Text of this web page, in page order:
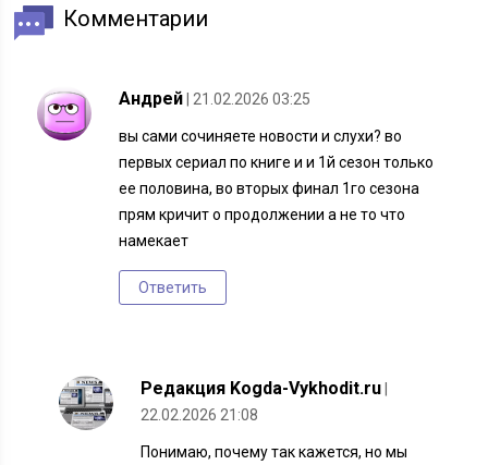
Комментарии
Андрей | 21.02.2026 03:25
вы сами сочиняете новости и слухи? во
первых сериал по книге и и 1й сезон только
ее половина, во вторых финал 1го сезона
прям кричит о продолжении а не то что
намекает
Ответить
Редакция Kogda-Vykhodit.ru
22.02.2026 21:08
Понимаю, почему так кажется, но мы